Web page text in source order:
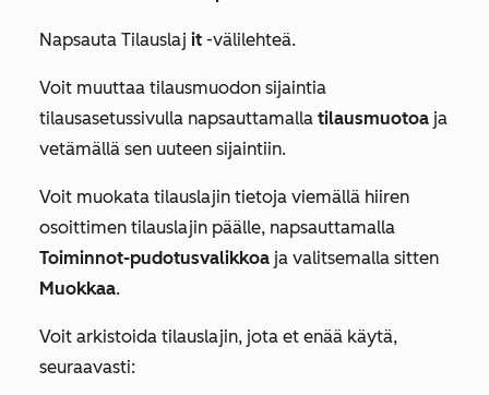
Napsauta Tilauslaj it -välilehteä.
Voit muuttaa tilausmuodon sijaintia
tilausasetussivulla napsauttamalla tilausmuotoa ja
vetämällä sen uuteen sijaintiin.
Voit muokata tilauslajin tietoja viemällä hiiren
osoittimen tilauslajin päälle, napsauttamalla
Toiminnot-pudotusvalikkoa ja valitsemalla sitten
Muokkaa.
Voit arkistoida tilauslajin, jota et enää käytä,
seuraavasti: